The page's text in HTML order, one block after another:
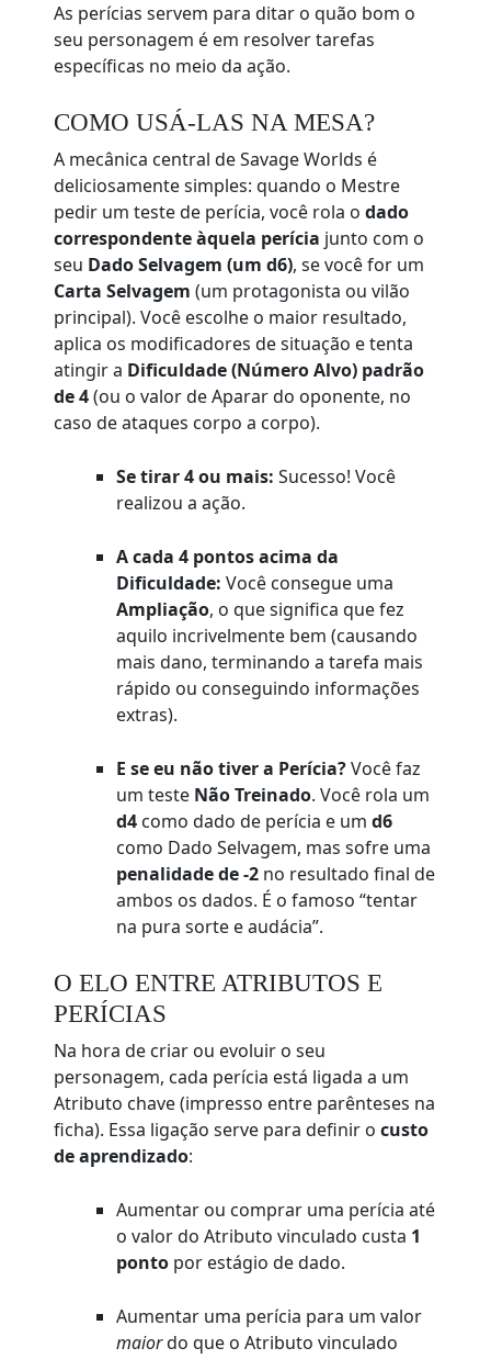
As perícias servem para ditar o quão bom o
seu personagem é em resolver tarefas
específicas no meio da ação.
COMO USÁ-LAS NA MESA?
A mecânica central de Savage Worlds é
deliciosamente simples: quando o Mestre
pedir um teste de perícia, você rola odado
correspondente àquela perícia junto com o
seu Dado Selvagem (um d6), se você for um
Carta Selvagem (um protagonista ou vilão
principal). Você escolhe o maior resultado,
aplica os modificadores de situação e tenta
atingir a Dificuldade (Número Alvo) padrão
de 4(ou o valor de Aparar do oponente, no
caso de ataques corpo a corpo).
Se tirar 4 ou mais: Sucesso! Você
realizou a ação.
A cada 4 pontos acima da
Dificuldade: Você consegue uma
Ampliação, o que significa que fez
aquilo incrivelmente bem (causando
mais dano, terminando a tarefa mais
rápido ou conseguindo informações
extras).
E se eu não tiver a Perícia?Você faz
um teste Não Treinado. Você rola um
d4 como dado de perícia e umd6
como Dado Selvagem, mas sofre uma
penalidade de -2 no resultado final de
ambos os dados. É o famoso “tentar
na pura sorte e audácia”.
O ELO ENTRE ATRIBUTOS E
PERÍCIAS
Na hora de criar ou evoluir o seu
personagem, cada perícia está ligada a um
Atributo chave (impresso entre parênteses na
ficha). Essa ligação serve para definir ocusto
de aprendizado:
Aumentar ou comprar uma perícia até
o valor do Atributo vinculado custa 1
ponto por estágio de dado.
Aumentar uma perícia para um valor
maiordo que o Atributo vinculado